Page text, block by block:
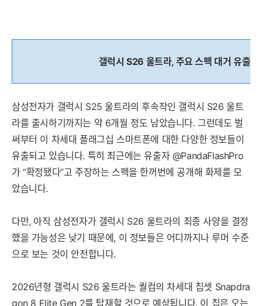
갤럭시 S26 울트라, 주요 스펙 대거 유출…
삼성전자가 갤럭시 S25 울트라의 후속작인 갤럭시 S26 울트
라를 출시하기까지는 약 6개월 정도 남았습니다. 그런데도 벌
써부터 이 차세대 플래그십 스마트폰에 대한 다양한 정보들이
유출되고 있습니다. 특히 최근에는 유출자 @PandaFlashPro
가 “확정됐다”고 주장하는 스펙을 한꺼번에 공개해 화제를 모
았습니다.
다만, 아직 삼성전자가 갤럭시 S26 울트라의 최종 사양을 결정
했을 가능성은 낮기 때문에, 이 정보들은 어디까지나 루머 수준
으로 보는 것이 안전합니다.
2026년형 갤럭시 S26 울트라는 퀄컴의 차세대 칩셋 Snapdra
gon 8 Elite Gen 2를 탑재할 것으로 예상됩니다. 이 칩은 오는